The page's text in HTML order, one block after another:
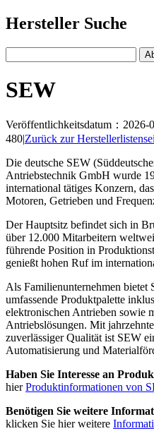
Hersteller Suche
SEW
Veröffentlichkeitsdatum：2026-
480|Zurück zur
Die deutsche SEW
Antriebstechnik GmbH wurde
international tätiges Konzern,
Motoren, Getrieben und
Der Hauptsitz befindet sich in
über 12.000 Mitarbeitern
führende Position in
genießt hohen Ruf im
Als Familienunternehmen
umfassende Produktpalette
elektronischen Antrieben sowie
Antriebslösungen. Mit
zuverlässiger Qualität ist SEW
Automatisierung und
Haben Sie Interesse an
hierProduktinformationen von
Benötigen Sie weitere
klicken Sie hier weitere